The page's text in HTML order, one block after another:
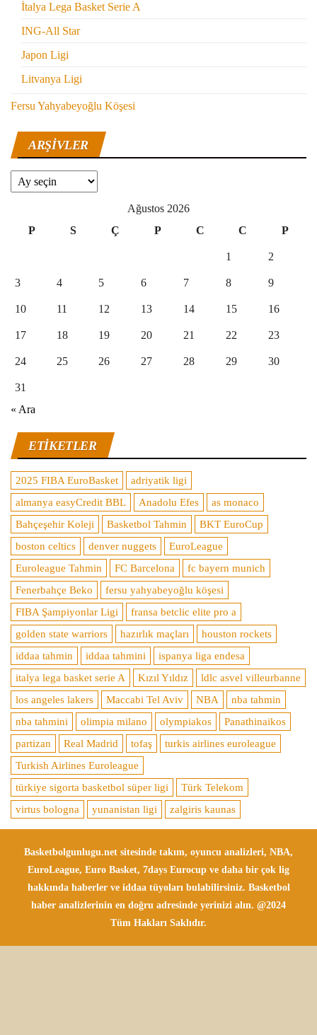
İtalya Lega Basket Serie A
ING-All Star
Japon Ligi
Litvanya Ligi
Fersu Yahyabeyoğlu Köşesi
ARŞIVLER
Arşivler
Ağustos 2026
P
S Ç P C C P
1 2
3 4 5 6 7 8 9
10 11 12 13 14 15 16
17 18 19 20 21 22 23
24 25 26 27 28 29 30
31
« Ara
ETIKETLER
2025 FIBA EuroBasket
adriyatik ligi
almanya easyCredit BBL
Anadolu Efes
as monaco
Bahçeşehir Koleji
Basketbol Tahmin
BKT EuroCup
boston celtics
denver nuggets
EuroLeague
Euroleague Tahmin
FC Barcelona
fc bayern munich
Fenerbahçe Beko
fersu yahyabeyoğlu köşesi
FIBA Şampiyonlar Ligi
fransa betclic elite pro a
golden state warriors
hazırlık maçları
houston rockets
iddaa tahmin
iddaa tahmini
ispanya liga endesa
italya lega basket serie A
Kızıl Yıldız
ldlc asvel villeurbanne
los angeles lakers
Maccabi Tel Aviv NBA
nba tahmin
nba tahmini
olimpia milano olympiakos
Panathinaikos
partizan
Real Madrid tofaş
turkis airlines euroleague
Turkish Airlines Euroleague
türkiye sigorta basketbol süper ligi
Türk Telekom
virtus bologna
yunanistan ligi zalgiris kaunas
Basketbolgunlugu.net sitesinde takım, oyuncu analizleri, NBA,
EuroLeague, Euro Basket, 7days Eurocup ve daha bir çok lig
hakkında haberler ve iddaa tüyoları bulabilirsiniz. Basketbol
haber analizlerinin en doğru adresinde yerinizi alın. @2024
Tüm Hakları Saklıdır.